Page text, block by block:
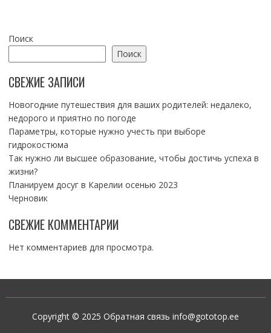
Поиск
Поиск
СВЕЖИЕ ЗАПИСИ
Новогодние путешествия для ваших родителей: недалеко,
недорого и приятно по погоде
Параметры, которые нужно учесть при выборе
гидрокостюма
Так нужно ли высшее образование, чтобы достичь успеха в
жизни?
Планируем досуг в Карелии осенью 2023
Черновик
СВЕЖИЕ КОММЕНТАРИИ
Нет комментариев для просмотра.
Copyright © 2025 Обратная связь info@gototop.ee